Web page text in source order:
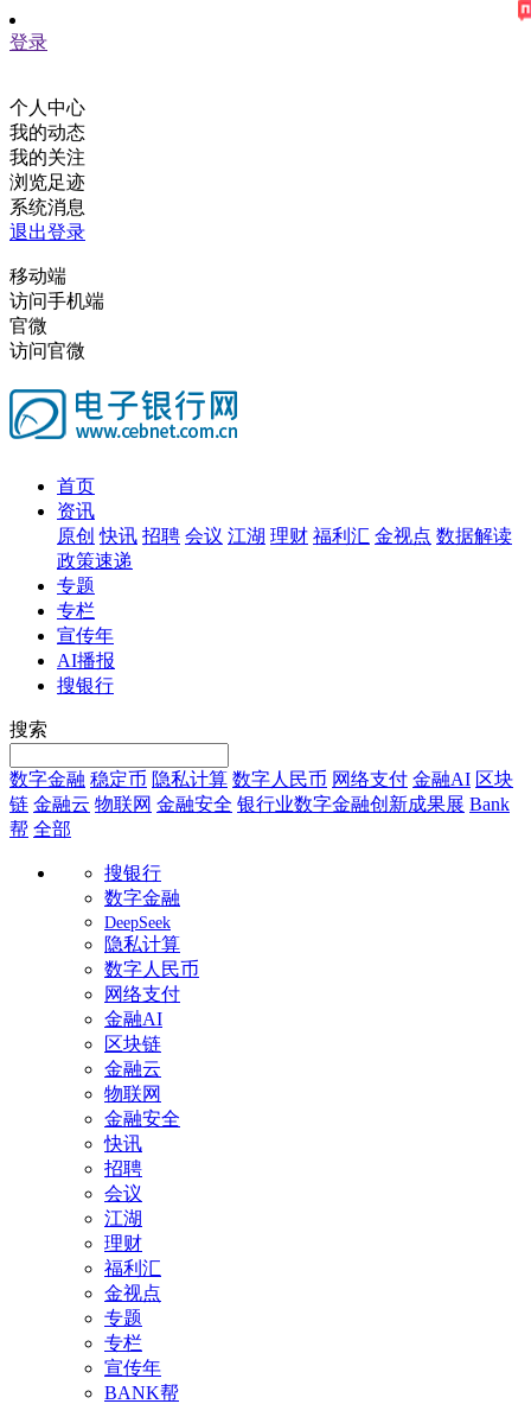
登录
个人中心
我的动态
我的关注
浏览足迹
系统消息
退出登录
移动端
访问手机端
官微
访问官微
首页
资讯
原创 快讯 招聘 会议 江湖 理财 福利汇 金视点 数据解读
政策速递
专题
专栏
宣传年
AI播报
搜银行
搜索
数字金融 稳定币 隐私计算 数字人民币 网络支付 金融AI 区块
链 金融云 物联网 金融安全 银行业数字金融创新成果展 Bank
帮 全部
搜银行
数字金融
DeepSeek
隐私计算
数字人民币
网络支付
金融AI
区块链
金融云
物联网
金融安全
快讯
招聘
会议
江湖
理财
福利汇
金视点
专题
专栏
宣传年
BANK帮